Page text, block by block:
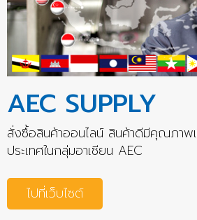
AEC SUPPLY
สั่งซื้อสินค้าออนไลน์ สินค้าดีมีคุณภา
ประเทศในกลุ่มอาเซียน AEC
ไปที่เว็บไซต์